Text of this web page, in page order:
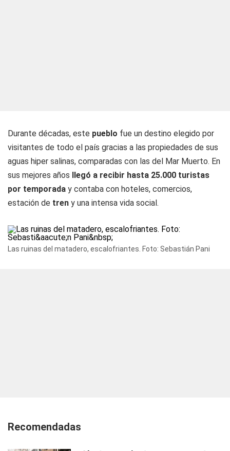
Durante décadas, este pueblo fue un destino elegido por
visitantes de todo el país gracias a las propiedades de sus
aguas hiper salinas, comparadas con las del Mar Muerto. En
sus mejores años llegó a recibir hasta 25.000 turistas
por temporada y contaba con hoteles, comercios,
estación de tren y una intensa vida social.
Las ruinas del matadero, escalofriantes. Foto: Sebastián Pani
Recomendadas